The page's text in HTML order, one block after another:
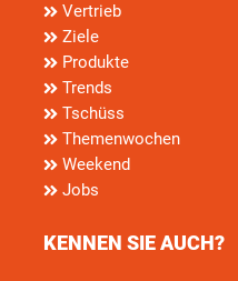
Vertrieb
Ziele
Produkte
Trends
Tschüss
Themenwochen
Weekend
Jobs
KENNEN SIE AUCH?